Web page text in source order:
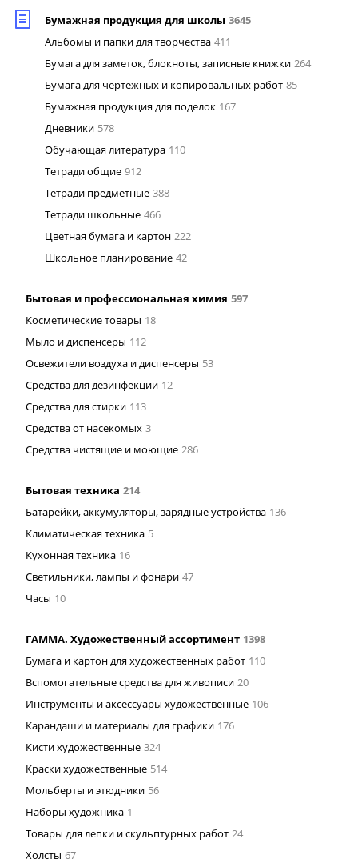
Бумажная продукция для школы 3645
Альбомы и папки для творчества 411
Бумага для заметок, блокноты, записные книжки 264
Бумага для чертежных и копировальных работ 85
Бумажная продукция для поделок 167
Дневники 578
Обучающая литература 110
Тетради общие 912
Тетради предметные 388
Тетради школьные 466
Цветная бумага и картон 222
Школьное планирование 42
Бытовая и профессиональная химия 597
Косметические товары 18
Мыло и диспенсеры 112
Освежители воздуха и диспенсеры 53
Средства для дезинфекции 12
Средства для стирки 113
Средства от насекомых 3
Средства чистящие и моющие 286
Бытовая техника 214
Батарейки, аккумуляторы, зарядные устройства 136
Климатическая техника 5
Кухонная техника 16
Светильники, лампы и фонари 47
Часы 10
ГАММА. Художественный ассортимент 1398
Бумага и картон для художественных работ 110
Вспомогательные средства для живописи 20
Инструменты и аксессуары художественные 106
Карандаши и материалы для графики 176
Кисти художественные 324
Краски художественные 514
Мольберты и этюдники 56
Наборы художника 1
Товары для лепки и скульптурных работ 24
Холсты 67